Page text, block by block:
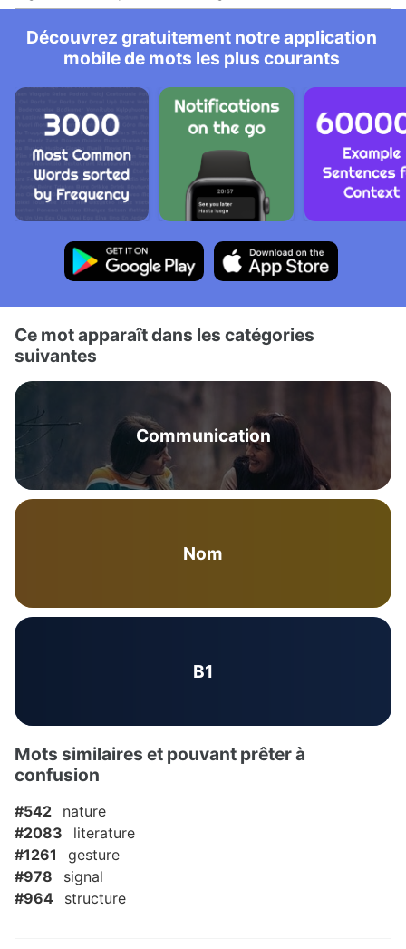
Découvrez gratuitement notre application
mobile de mots les plus courants
Ce mot apparaît dans les catégories
suivantes
Communication
Nom
B1
Mots similaires et pouvant prêter à
confusion
#542
nature
#2083
literature
#1261
gesture
#978
signal
#964
structure